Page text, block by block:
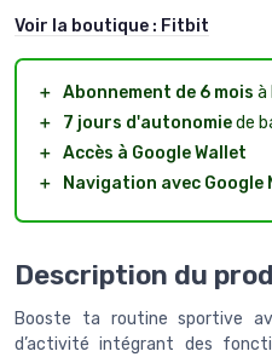
Voir la boutique : Fitbit
＋ Abonnement de 6 mois à
＋
7 jours d'autonomiede
＋ Accès à Google Wallet
＋
Navigation avec Google
Description du
Booste ta routine sportive
d’activité intégrant des